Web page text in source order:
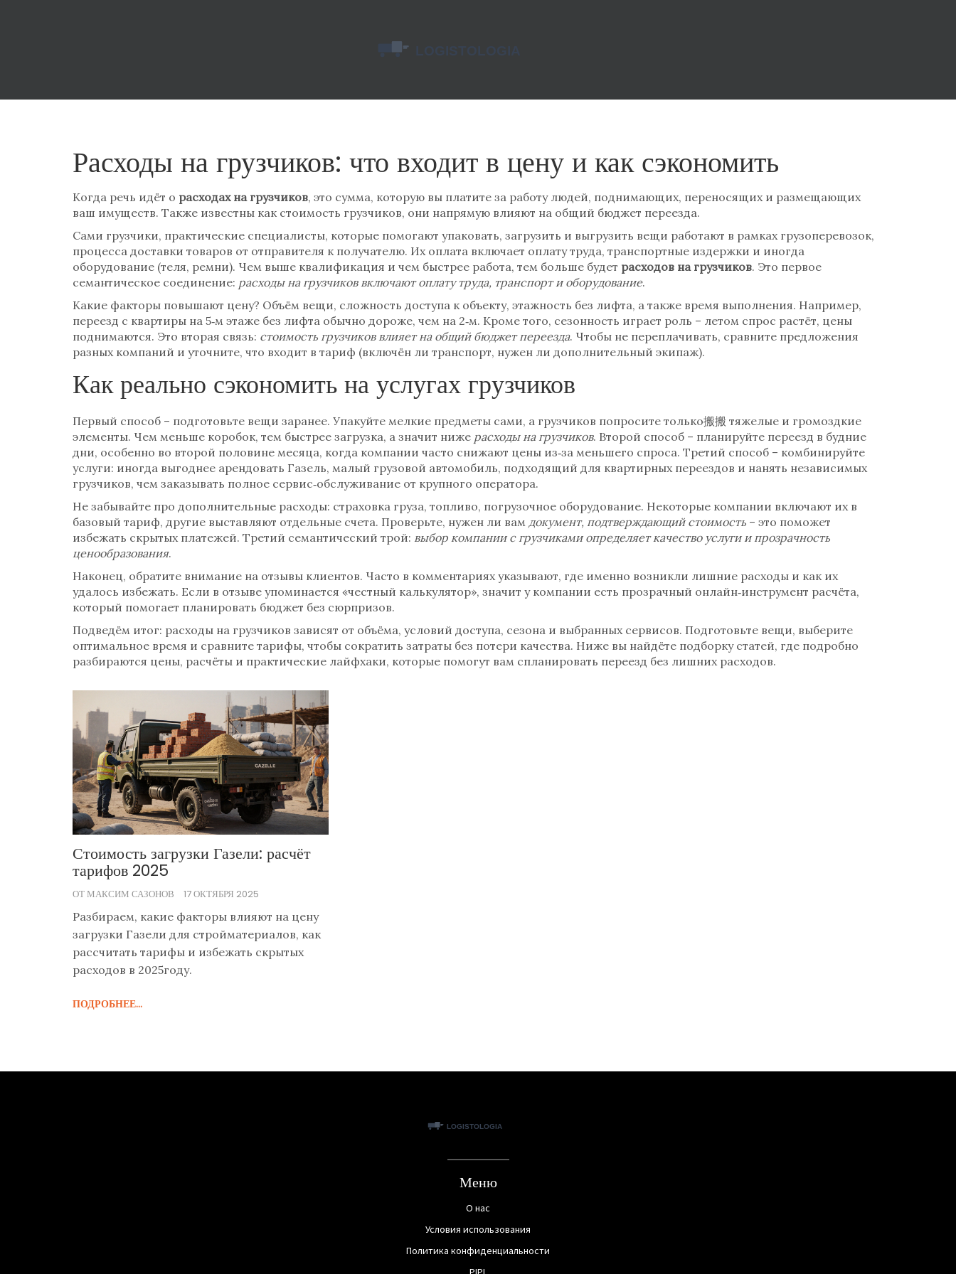
Расходы на грузчиков: что входит в цену и как сэкономить
Когда речь идёт о расходах на грузчиков, это сумма, которую вы платите за работу людей, поднимающих, переносящих и размещающих
ваш имуществ. Также известны как стоимость грузчиков, они напрямую влияют на общий бюджет переезда.
Сами грузчики, практические специалисты, которые помогают упаковать, загрузить и выгрузить вещи работают в рамках грузоперевозок,
процесса доставки товаров от отправителя к получателю. Их оплата включает оплату труда, транспортные издержки и иногда
оборудование (теля, ремни). Чем выше квалификация и чем быстрее работа, тем больше будет расходов на грузчиков. Это первое
семантическое соединение: расходы на грузчиков включают оплату труда, транспорт и оборудование.
Какие факторы повышают цену? Объём вещи, сложность доступа к объекту, этажность без лифта, а также время выполнения. Например,
переезд с квартиры на 5‑м этаже без лифта обычно дороже, чем на 2‑м. Кроме того, сезонность играет роль – летом спрос растёт, цены
поднимаются. Это вторая связь: стоимость грузчиков влияет на общий бюджет переезда. Чтобы не переплачивать, сравните предложения
разных компаний и уточните, что входит в тариф (включён ли транспорт, нужен ли дополнительный экипаж).
Как реально сэкономить на услугах грузчиков
Первый способ – подготовьте вещи заранее. Упакуйте мелкие предметы сами, а грузчиков попросите только搬搬 тяжелые и громоздкие
элементы. Чем меньше коробок, тем быстрее загрузка, а значит ниже расходы на грузчиков. Второй способ – планируйте переезд в будние
дни, особенно во второй половине месяца, когда компании часто снижают цены из‑за меньшего спроса. Третий способ – комбинируйте
услуги: иногда выгоднее арендовать Газель, малый грузовой автомобиль, подходящий для квартирных переездов и нанять независимых
грузчиков, чем заказывать полное сервис‑обслуживание от крупного оператора.
Не забывайте про дополнительные расходы: страховка груза, топливо, погрузочное оборудование. Некоторые компании включают их в
базовый тариф, другие выставляют отдельные счета. Проверьте, нужен ли вам документ, подтверждающий стоимость – это поможет
избежать скрытых платежей. Третий семантический трой: выбор компании с грузчиками определяет качество услуги и прозрачность
ценообразования.
Наконец, обратите внимание на отзывы клиентов. Часто в комментариях указывают, где именно возникли лишние расходы и как их
удалось избежать. Если в отзыве упоминается «честный калькулятор», значит у компании есть прозрачный онлайн‑инструмент расчёта,
который помогает планировать бюджет без сюрпризов.
Подведём итог: расходы на грузчиков зависят от объёма, условий доступа, сезона и выбранных сервисов. Подготовьте вещи, выберите
оптимальное время и сравните тарифы, чтобы сократить затраты без потери качества. Ниже вы найдёте подборку статей, где подробно
разбираются цены, расчёты и практические лайфхаки, которые помогут вам спланировать переезд без лишних расходов.
Стоимость загрузки Газели: расчёт
тарифов 2025
ОТ МАКСИМ САЗОНОВ 17 ОКТЯБРЯ 2025
Разбираем, какие факторы влияют на цену
загрузки Газели для стройматериалов, как
рассчитать тарифы и избежать скрытых
расходов в 2025году.
ПОДРОБНЕЕ...
Меню
О нас
Условия использования
Политика конфиденциальности